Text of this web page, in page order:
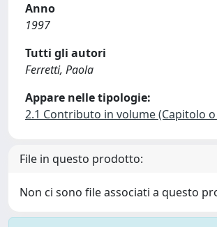
Anno
1997
Tutti gli autori
Ferretti, Paola
Appare nelle tipologie:
2.1 Contributo in volume (Capitolo
File in questo prodotto:
Non ci sono file associati a questo